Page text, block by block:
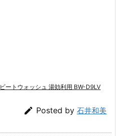
ビートウォッシュ 湯効利用 BW-D9LV
 Posted by 石井和美